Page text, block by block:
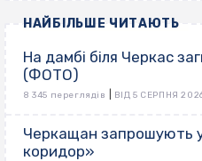
НАЙБІЛЬШЕ ЧИТАЮТЬ
На дамбі біля Черкас
(ФОТО)
8 345 переглядів ВІД 5 СЕРПНЯ
Черкащан запрошують
коридор»